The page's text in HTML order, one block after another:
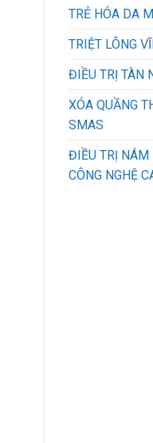
TRẺ HÓA DA
TRIỆT LÔNG
ĐIỀU TRỊ TÀN
XÓA QUẦNG
SMAS
ĐIỀU TRỊ NÁM
CÔNG NGHỆ